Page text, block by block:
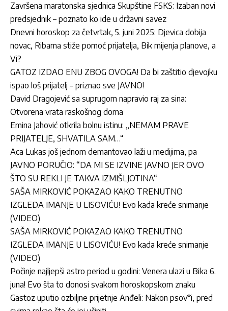
Završena maratonska sjednica Skupštine FSKS: Izaban novi
predsjednik – poznato ko ide u državni savez
Dnevni horoskop za četvrtak, 5. juni 2025: Djevica dobija
novac, Ribama stiže pomoć prijatelja, Bik mijenja planove, a
Vi?
GATOZ IZDAO ENU ZBOG OVOGA! Da bi zaštitio djevojku
ispao loš prijatelj – priznao sve JAVNO!
David Dragojević sa suprugom napravio raj za sina:
Otvorena vrata raskošnog doma
Emina Jahović otkrila bolnu istinu: „NEMAM PRAVE
PRIJATELJE, SHVATILA SAM…“
Aca Lukas još jednom demantovao laži u medijima, pa
JAVNO PORUČIO: “DA MI SE IZVINE JAVNO JER OVO
ŠTO SU REKLI JE TAKVA IZMIŠLJOTINA“
SAŠA MIRKOVIĆ POKAZAO KAKO TRENUTNO
IZGLEDA IMANJE U LISOVIĆU! Evo kada kreće snimanje
(VIDEO)
SAŠA MIRKOVIĆ POKAZAO KAKO TRENUTNO
IZGLEDA IMANJE U LISOVIĆU! Evo kada kreće snimanje
(VIDEO)
Počinje najljepši astro period u godini: Venera ulazi u Bika 6.
juna! Evo šta to donosi svakom horoskopskom znaku
Gastoz uputio ozbiljne prijetnje Anđeli: Nakon psov*i, pred